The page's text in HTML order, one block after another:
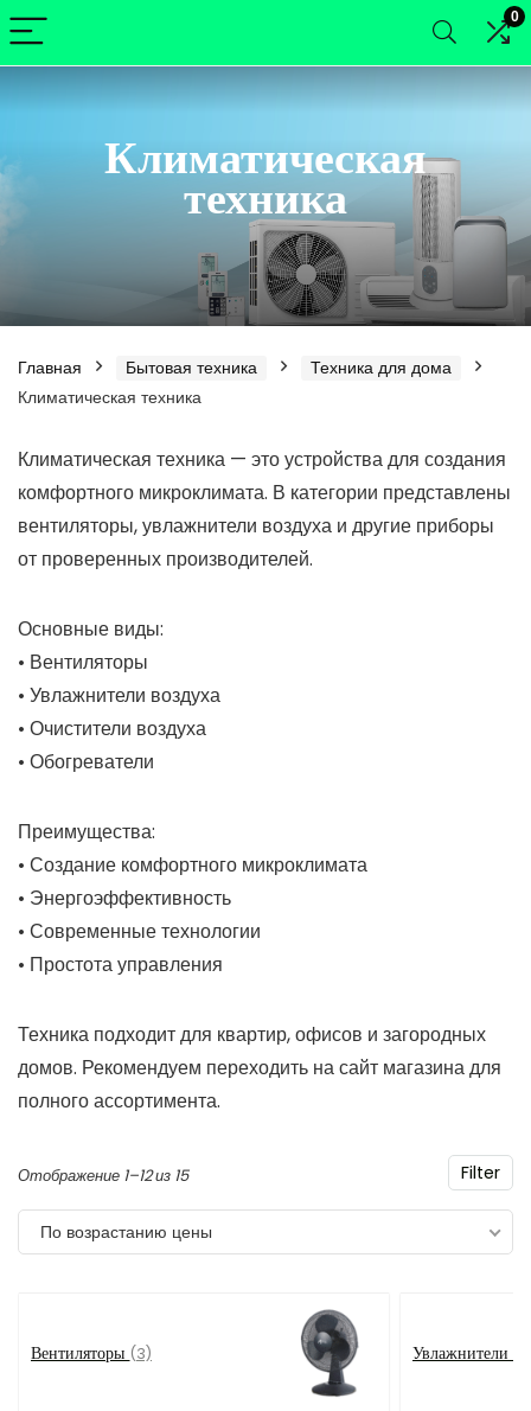
0
Климатическая
техника
Главная Бытовая техника
Техника для дома
Климатическая техника
Климатическая техника — это устройства для создания
комфортного микроклимата. В категории представлены
вентиляторы, увлажнители воздуха и другие приборы
от проверенных производителей.
Основные виды:
• Вентиляторы
• Увлажнители воздуха
• Очистители воздуха
• Обогреватели
Преимущества:
• Создание комфортного микроклимата
• Энергоэффективность
• Современные технологии
• Простота управления
Техника подходит для квартир, офисов и загородных
домов. Рекомендуем переходить на сайт магазина для
полного ассортимента.
Filter
Отображение 1–12 из 15Цены:
по
возрастанию
По возрастанию цены
Вентиляторы (3) Увлажнители